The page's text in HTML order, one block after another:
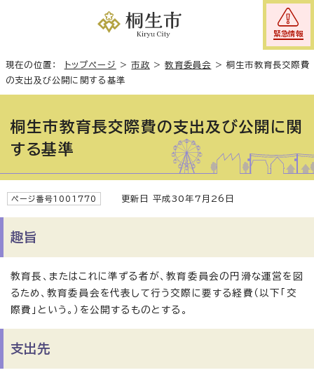
緊急情報
現在の位置： トップページ >市政 >教育委員会 >桐生市教育長交際費
の支出及び公開に関する基準
桐生市教育長交際費の支出及び公開に関
する基準
ページ番号1001770 更新日 平成30年7月26日
趣旨
教育長、またはこれに準ずる者が、教育委員会の円滑な運営を図
るため、教育委員会を代表して行う交際に要する経費（以下「交
際費」という。）を公開するものとする。
支出先